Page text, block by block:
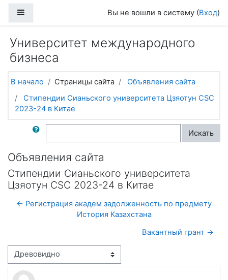
Вы не вошли в систему (Вход)
Университет международного
бизнеса
В начало Страницы сайта
Объявления сайта
Стипендии Сианьского университета Цзяотун CSC
2023-24 в Китае
Поиск по форумам Искать
Объявления сайта
Стипендии Сианьского университета
Цзяотун CSC 2023-24 в Китае
← Регистрация академ задолженность по предмету
История Казахстана
Вакантный грант →
Режим отображения